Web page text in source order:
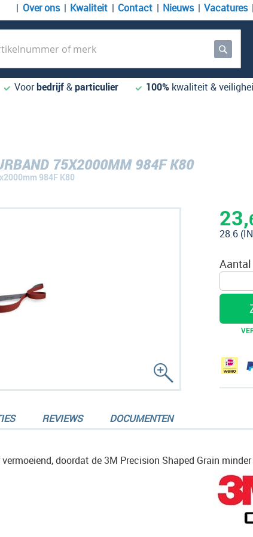
Over ons Kwaliteit Contact Nieuws Vacatures
Zoek
Voorbedrijf&particulier 100% kwaliteit &
75X2000MM 984F K80
984F K80
23,
28.6
Aantal
doordat de 3M Precision Shaped Grain
REVIEWS DOCUMENTEN